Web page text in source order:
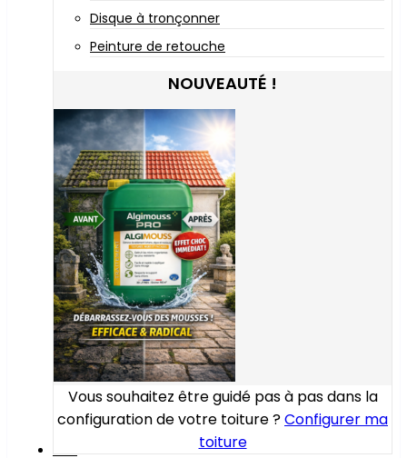
Disque à tronçonner
Peinture de retouche
NOUVEAUTÉ !
Vous souhaitez être guidé pas à pas dans la
configuration de votre toiture ?Configurer ma
toiture